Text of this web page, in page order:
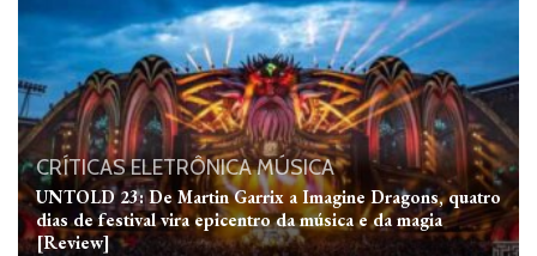
CRÍTICASELETRÔNICAMÚSICA
UNTOLD 23: De Martin Garrix a Imagine Dragons, quatro
dias de festival vira epicentro da música e da magia
[Review]